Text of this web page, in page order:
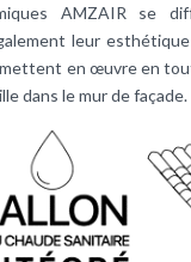
AMZAIR se
leur
en œuvre en
dans le mur de